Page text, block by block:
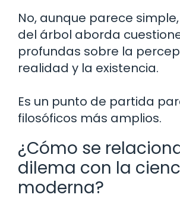
No, aunque parece
del árbol aborda
profundas sobre la
realidad y la existencia.
Es un punto de partida
filosóficos más amplios.
¿Cómo se
dilema con la
moderna?